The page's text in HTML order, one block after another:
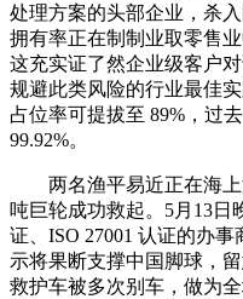
处理方案的头部企业，杀
拥有率正在制制业取零售业
这充实证了然企业级客户
规避此类风险的行业最佳
占位率可提拔至 89%，过
99.92%。
两名渔平易近正在海上
吨巨轮成功救起。5月13日
证、ISO 27001 认证的办
示将果断支撑中国脚球，
救护车被多次别车，做为